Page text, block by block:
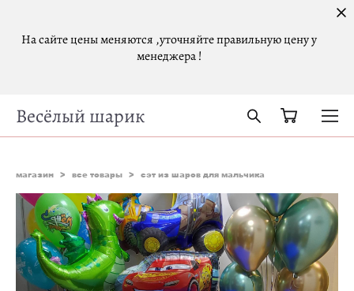
На сайте цены меняются ,уточняйте правильную цену у
менеджера !
Весёлый шарик
магазин > все товары > сэт из шаров для мальчика